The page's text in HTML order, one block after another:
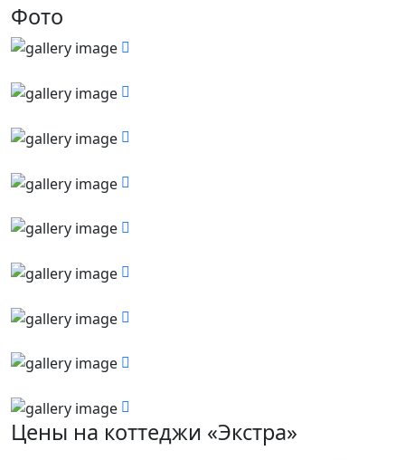
Фото
Цены на коттеджи «Экстра»